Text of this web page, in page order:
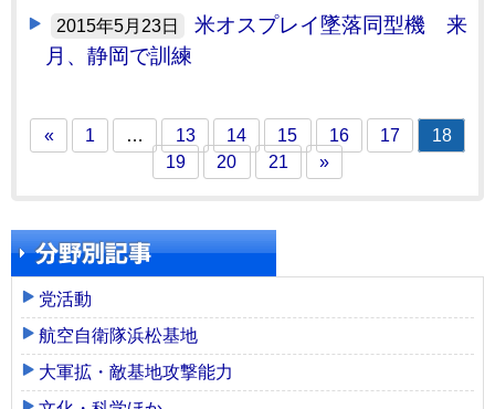
2015年5月23日
米オスプレイ墜落同型機 来
月、静岡で訓練
« 1 … 13 14 15 16 17
18
19
20 21 »
党活動
航空自衛隊浜松基地
大軍拡・敵基地攻撃能力